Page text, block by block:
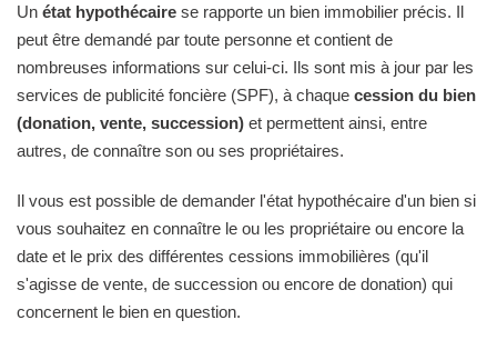
Un état hypothécaire se rapporte un bien immobilier précis. Il
peut être demandé par toute personne et contient de
nombreuses informations sur celui-ci. Ils sont mis à jour par les
services de publicité foncière (SPF), à chaque cession du bien
(donation, vente, succession) et permettent ainsi, entre
autres, de connaître son ou ses propriétaires.
Il vous est possible de demander l'état hypothécaire d'un bien si
vous souhaitez en connaître le ou les propriétaire ou encore la
date et le prix des différentes cessions immobilières (qu'il
s'agisse de vente, de succession ou encore de donation) qui
concernent le bien en question.